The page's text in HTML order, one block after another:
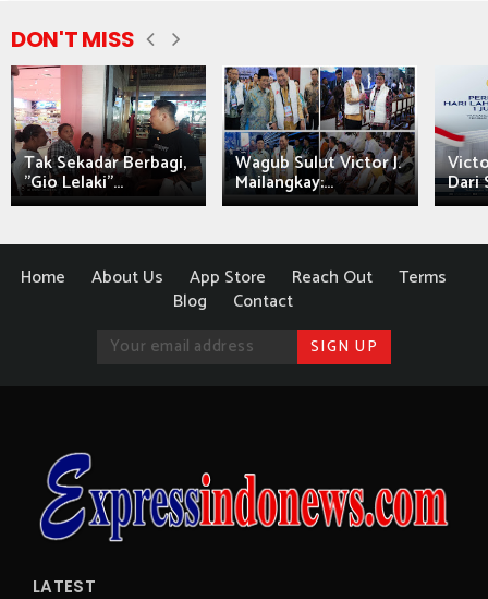
DON'T MISS
Tak Sekadar Berbagi,
"Gio Lelaki"...
Wagub Sulut Victor J.
Mailangkay:... Dari
Home About Us App Store Reach Out
Terms
Blog
Contact
LATEST